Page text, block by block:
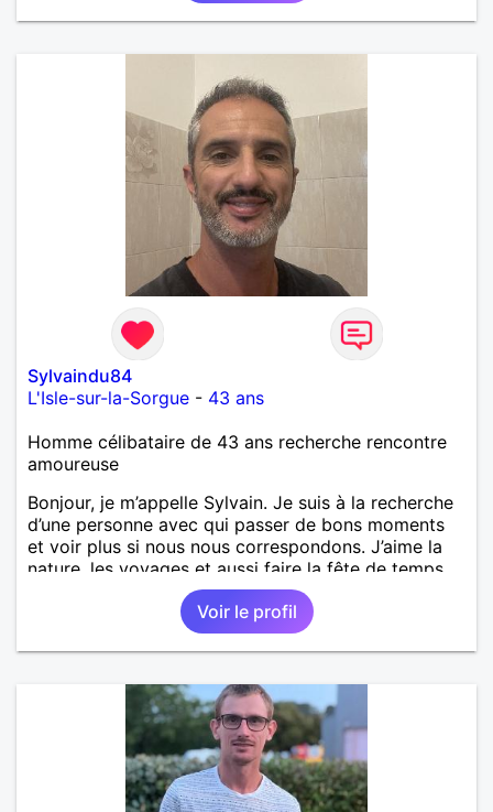
Sylvaindu84
L'Isle-sur-la-Sorgue - 43 ans
Homme célibataire de 43 ans recherche rencontre
amoureuse
Bonjour, je m’appelle Sylvain. Je suis à la recherche
d’une personne avec qui passer de bons moments
et voir plus si nous nous correspondons. J’aime la
nature, les voyages et aussi faire la fête de temps
en temps ;-)Je suis papa d’un petit garçon de 7 ans
dont je m’occupe en garde alternée. J’aime à peu
près tous les styles de musique. (Oui je suis pas
trop fan de Jul). Je fais du sport pour garder la
pense en tout cas 😂)
Voir le profil